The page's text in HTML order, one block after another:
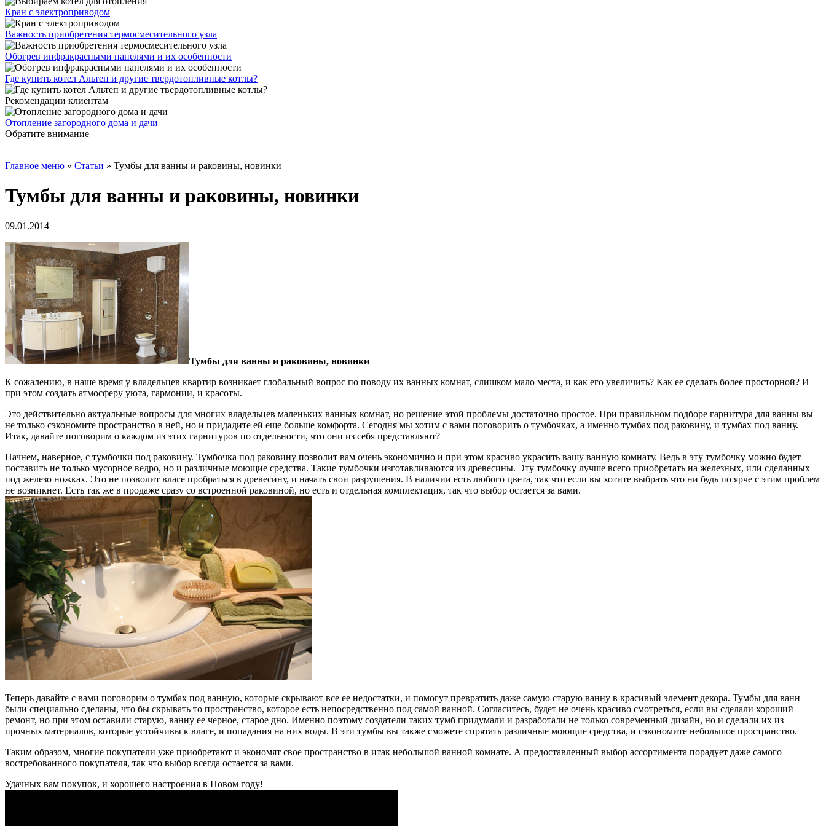
Кран с электроприводом
Важность приобретения термосмесительного узла
Обогрев инфракрасными панелями и их особенности
Где купить котел Альтеп и другие твердотопливные котлы?
Рекомендации клиентам
Отопление загородного дома и дачи
Обратите внимание
Главное меню » Статьи » Тумбы для ванны и раковины, новинки
Тумбы для ванны и раковины, новинки
09.01.2014
Тумбы для ванны и раковины, новинки
К сожалению, в наше время у владельцев квартир возникает глобальный вопрос по поводу их ванных комнат, слишком мало места, и как его увеличить? Как ее сделать более просторной? И
при этом создать атмосферу уюта, гармонии, и красоты.
Это действительно актуальные вопросы для многих владельцев маленьких ванных комнат, но решение этой проблемы достаточно простое. При правильном подборе гарнитура для ванны вы
не только сэкономите пространство в ней, но и придадите ей еще больше комфорта. Сегодня мы хотим с вами поговорить о тумбочках, а именно тумбах под раковину, и тумбах под ванну.
Итак, давайте поговорим о каждом из этих гарнитуров по отдельности, что они из себя представляют?
Начнем, наверное, с тумбочки под раковину. Тумбочка под раковину позволит вам очень экономично и при этом красиво украсить вашу ванную комнату. Ведь в эту тумбочку можно будет
поставить не только мусорное ведро, но и различные моющие средства. Такие тумбочки изготавливаются из древесины. Эту тумбочку лучше всего приобретать на железных, или сделанных
под железо ножках. Это не позволит влаге пробраться в древесину, и начать свои разрушения. В наличии есть любого цвета, так что если вы хотите выбрать что ни будь по ярче с этим проблем
не возникнет. Есть так же в продаже сразу со встроенной раковиной, но есть и отдельная комплектация, так что выбор остается за вами.
Теперь давайте с вами поговорим о тумбах под ванную, которые скрывают все ее недостатки, и помогут превратить даже самую старую ванну в красивый элемент декора. Тумбы для ванн
были специально сделаны, что бы скрывать то пространство, которое есть непосредственно под самой ванной. Согласитесь, будет не очень красиво смотреться, если вы сделали хороший
ремонт, но при этом оставили старую, ванну ее черное, старое дно. Именно поэтому создатели таких тумб придумали и разработали не только современный дизайн, но и сделали их из
прочных материалов, которые устойчивы к влаге, и попадания на них воды. В эти тумбы вы также сможете спрятать различные моющие средства, и сэкономите небольшое пространство.
Таким образом, многие покупатели уже приобретают и экономят свое пространство в итак небольшой ванной комнате. А предоставленный выбор ассортимента порадует даже самого
востребованного покупателя, так что выбор всегда остается за вами.
Удачных вам покупок, и хорошего настроения в Новом году!